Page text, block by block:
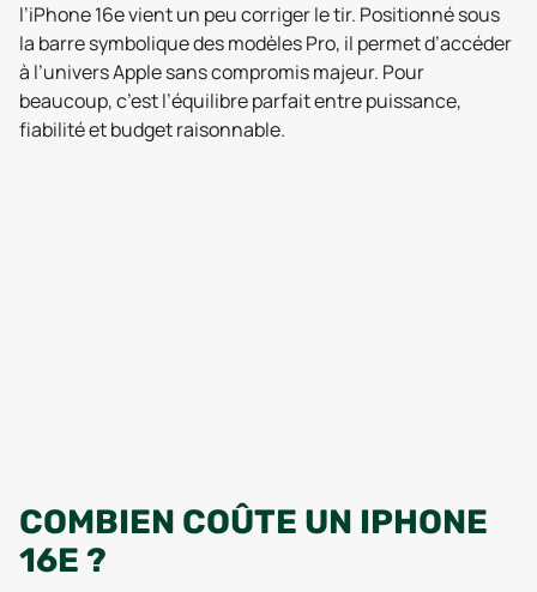
l’iPhone 16e vient un peu corriger le tir. Positionné sous
la barre symbolique des modèles Pro, il permet d’accéder
à l’univers Apple sans compromis majeur. Pour
beaucoup, c’est l’équilibre parfait entre puissance,
fiabilité et budget raisonnable.
COMBIEN COÛTE UN IPHONE
16E ?